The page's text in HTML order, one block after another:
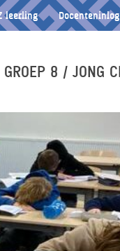
leerling Docenteninlog
GROEP 8 / JONG